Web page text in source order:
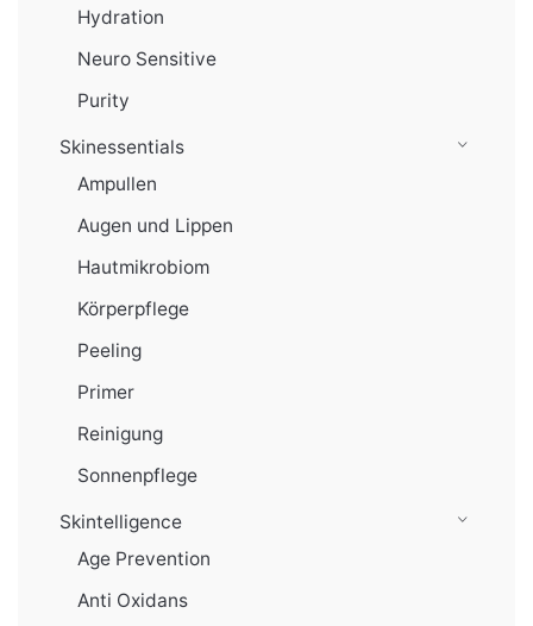
Hydration
Neuro Sensitive
Purity
Skinessentials
Ampullen
Augen und Lippen
Hautmikrobiom
Körperpflege
Peeling
Primer
Reinigung
Sonnenpflege
Skintelligence
Age Prevention
Anti Oxidans